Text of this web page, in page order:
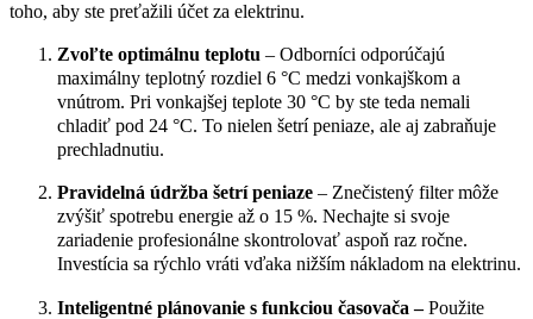
toho, aby ste preťažili účet za elektrinu.
Zvoľte optimálnu teplotu – Odborníci odporúčajú
maximálny teplotný rozdiel 6 °C medzi vonkajškom a
vnútrom. Pri vonkajšej teplote 30 °C by ste teda nemali
chladiť pod 24 °C. To nielen šetrí peniaze, ale aj zabraňuje
prechladnutiu.
Pravidelná údržba šetrí peniaze – Znečistený filter môže
zvýšiť spotrebu energie až o 15 %. Nechajte si svoje
zariadenie profesionálne skontrolovať aspoň raz ročne.
Investícia sa rýchlo vráti vďaka nižším nákladom na elektrinu.
Inteligentné plánovanie s funkciou časovača –Použite